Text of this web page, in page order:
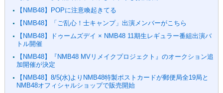
【NMB48】POPに注意喚起きてる
【NMB48】「ご乱心！士キャンプ」出演メンバーがこちら
【NMB48】ドゥームズデイ × NMB48 11期生レギュラー番組出演バ
トル開催
【NMB48】『NMB48 MVリメイクプロジェクト』のオークション追
加開催が決定
【NMB48】8/5(水)よりNMB48特製ポストカードが郵便局全19局と
NMB48オフィシャルショップで販売開始